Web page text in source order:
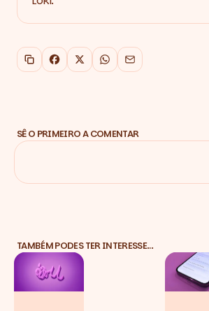
Copiar link
Facebook
X WhatsApp
Email
SÊ O PRIMEIRO A COMENTAR
TAMBÉM PODES TER INTERESSE…